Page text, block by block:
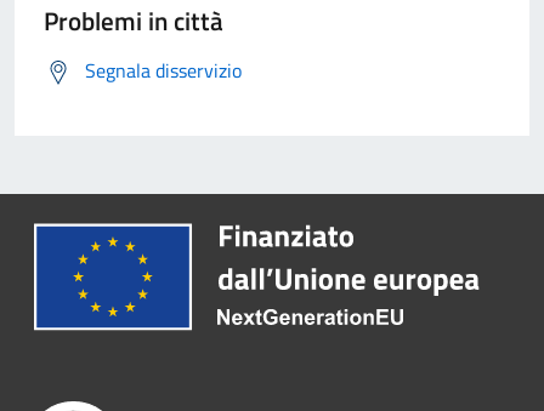
Problemi in città
Segnala disservizio